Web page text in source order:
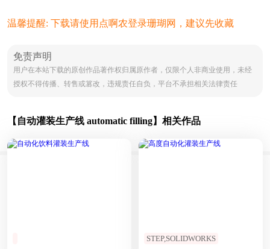
温馨提醒: 下载请使用点啊农登录珊瑚网，建议先收藏
免责声明
用户在本站下载的原创作品著作权归属原作者，仅限个人非商业使用，未经
授权不得传播、转售或篡改，违规责任自负，平台不承担相关法律责任
【自动灌装生产线 automatic filling】相关作品
STEP,SOLIDWORKS